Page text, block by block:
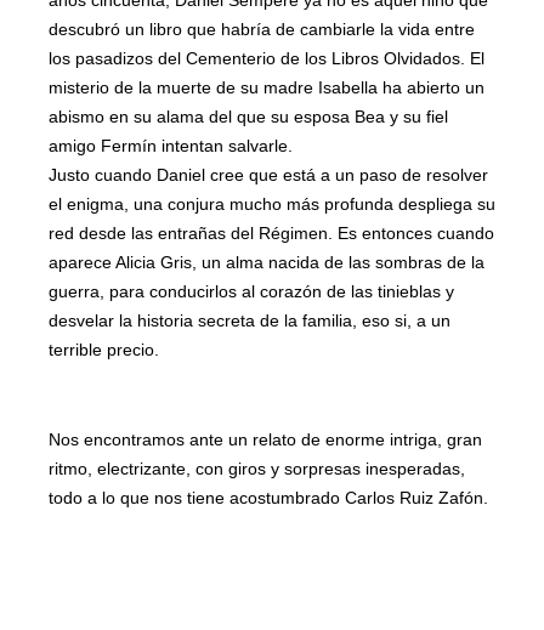
descubró un libro que habría de cambiarle la vida entre
los pasadizos del Cementerio de los Libros Olvidados. El
misterio de la muerte de su madre Isabella ha abierto un
abismo en su alama del que su esposa Bea y su fiel
amigo Fermín intentan salvarle.
Justo cuando Daniel cree que está a un paso de resolver
el enigma, una conjura mucho más profunda despliega su
red desde las entrañas del Régimen. Es entonces cuando
aparece Alicia Gris, un alma nacida de las sombras de la
guerra, para conducirlos al corazón de las tinieblas y
desvelar la historia secreta de la familia, eso si, a un
terrible precio.
Nos encontramos ante un relato de enorme intriga, gran
ritmo, electrizante, con giros y sorpresas inesperadas,
todo a lo que nos tiene acostumbrado Carlos Ruiz Zafón.